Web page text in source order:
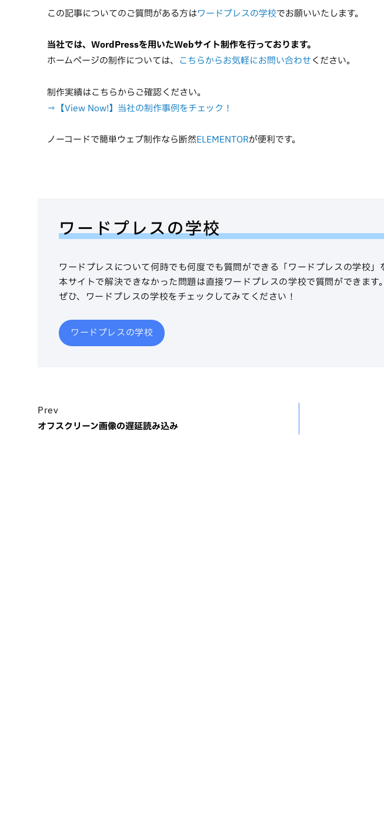
この記事についてのご質問がある方はワードプレスの学校でお願いいたします。
当社では、WordPressを用いたWebサイト制作を行っております。
ホームページの制作については、 こちらからお気軽にお問い合わせください。
制作実績はこちらからご確認ください。
⇒【View Now!】当社の制作事例をチェック！
ノーコードで簡単ウェブ制作なら断然ELEMENTORが便利です。
ワードプレスの学校
ワードプレスについて何時でも何度でも質問ができる「ワードプレスの学校」
本サイトで解決できなかった問題は直接ワードプレスの学校で質問ができます。
ぜひ、ワードプレスの学校をチェックしてみてください！
ワードプレスの学校
Prev
オフスクリーン画像の遅延読み込み